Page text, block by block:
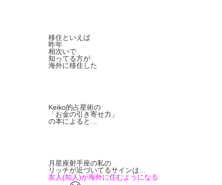
移住といえば
昨年
相次いで
知ってる方が
海外に移住した
Keiko的占星術の
「お金の引き寄せ力」
の本によると…
月星座射手座の私の
リッチが近づいてるサインは…
友人(知人)が海外に住むようになる